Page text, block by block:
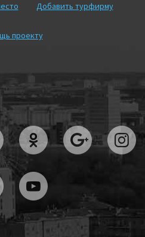
Добавить турфирму
проекту